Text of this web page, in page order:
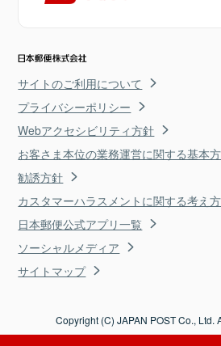
サイトのご利用について
プライバシーポリシー
Webアクセシビリティ方針
お客さま本位の業務運営に関する基本
勧誘方針
カスタマーハラスメントに関する考え方
日本郵便公式アプリ一覧
ソーシャルメディア
サイトマップ
Copyright (C) JAPAN POST Co., Ltd.